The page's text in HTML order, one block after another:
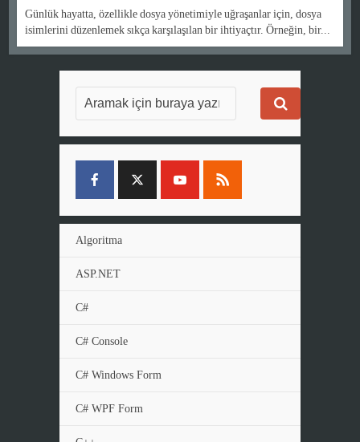
Günlük hayatta, özellikle dosya yönetimiyle uğraşanlar için, dosya
isimlerini düzenlemek sıkça karşılaşılan bir ihtiyaçtır. Örneğin, bir...
Algoritma
ASP.NET
C#
C# Console
C# Windows Form
C# WPF Form